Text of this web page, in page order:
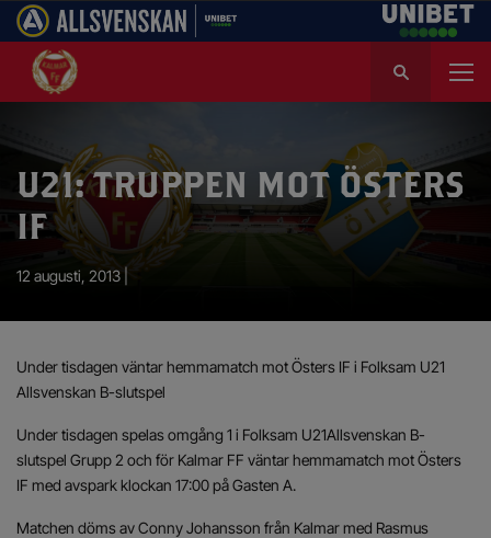
k
t
U21: TRUPPEN MOT ÖSTERS
IF
12 augusti, 2013 |
Under tisdagen väntar hemmamatch mot Östers IF i Folksam U21
Allsvenskan B-slutspel
Under tisdagen spelas omgång 1 i Folksam U21Allsvenskan B-
slutspel Grupp 2 och för Kalmar FF väntar hemmamatch mot Östers
IF med avspark klockan 17:00 på Gasten A.
Matchen döms av Conny Johansson från Kalmar med Rasmus